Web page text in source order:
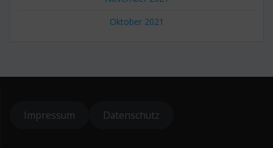
Oktober 2021
Impressum Datenschutz